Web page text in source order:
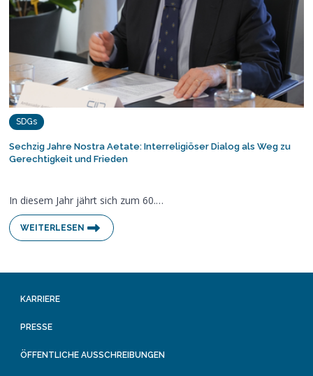
SDGs
Sechzig Jahre Nostra Aetate: Interreligiöser Dialog als Weg zu
Gerechtigkeit und Frieden
In diesem Jahr jährt sich zum 60.…
WEITERLESEN
KARRIERE
PRESSE
ÖFFENTLICHE AUSSCHREIBUNGEN